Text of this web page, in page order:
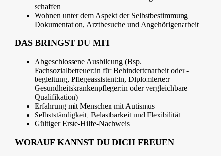
schaffen
Wohnen unter dem Aspekt der Selbstbestimmung
Dokumentation, Arztbesuche und Angehörigenarbeit
DAS BRINGST DU MIT
Abgeschlossene Ausbildung (Bsp.
Fachsozialbetreuer:in für Behindertenarbeit oder -
begleitung, Pflegeassistent:in, Diplomierte:r
Gesundheitskrankenpfleger:in oder vergleichbare
Qualifikation)
Erfahrung mit Menschen mit Autismus
Selbstständigkeit, Belastbarkeit und Flexibilität
Gültiger Erste-Hilfe-Nachweis
WORAUF KANNST DU DICH FREUEN